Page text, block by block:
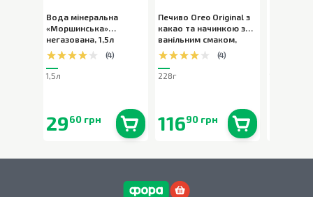
Вода мінеральна
«Моршинська»
негазована, 1,5л
(4)
1,5л
2960 грн
Печиво Oreo Original з
какао та начинкою з
ванільним смаком,
228г
(4)
228г
11690 грн